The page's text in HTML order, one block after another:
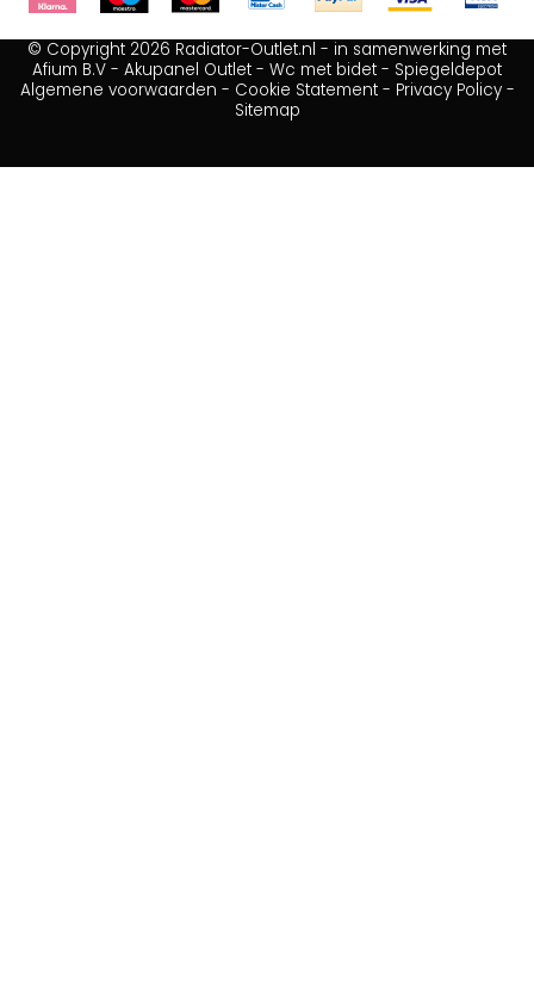
© Copyright 2026 Radiator-Outlet.nl - in samenwerking met
Afium B.V - Akupanel Outlet - Wc met bidet - Spiegeldepot
Algemene voorwaarden - Cookie Statement- Privacy Policy-
Sitemap